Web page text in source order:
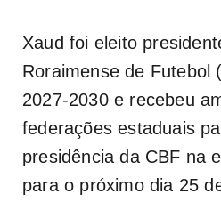
Xaud foi eleito
Roraimense de Futebol
2027-2030 e recebeu
federações estaduais
presidência da CBF na
para o próximo dia 25